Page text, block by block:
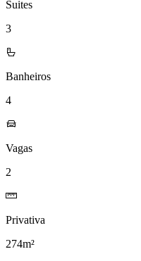
Suites
3
Banheiros
4
Vagas
2
Privativa
274m²